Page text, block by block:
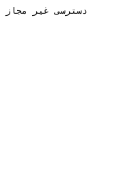
دسترسی غیر مجاز